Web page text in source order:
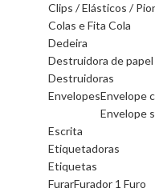
Clips / Elásticos /
Colas e Fita Cola
Dedeira
Destruidora de papel
Destruidoras
EnvelopesEnvelope
Envelope
Escrita
Etiquetadoras
Etiquetas
FurarFurador 1 Furo